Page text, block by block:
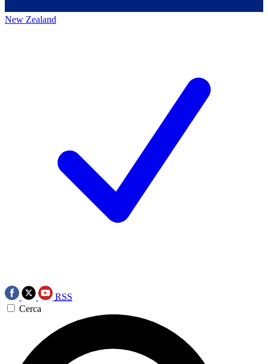
New Zealand
RSS
Cerca